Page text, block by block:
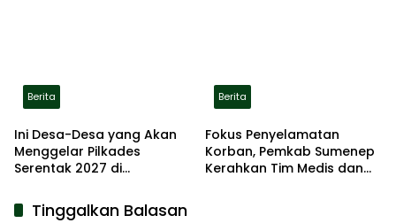
Berita
Ini Desa-Desa yang Akan
Menggelar Pilkades
Serentak 2027 di
Berita
Fokus Penyelamatan
Korban, Pemkab Sumenep
Kerahkan Tim Medis dan
Tinggalkan Balasan